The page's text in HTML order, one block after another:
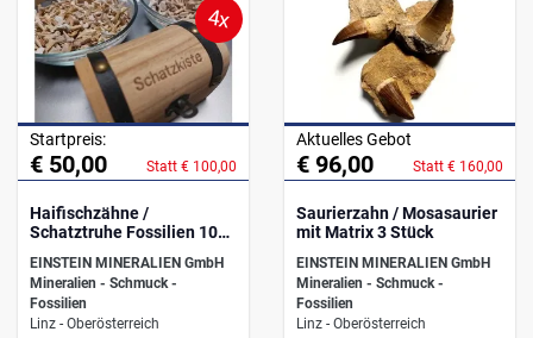
4x
Startpreis:
€ 50,00 Statt € 100,00
Haifischzähne /
Schatztruhe Fossilien 100-
EINSTEIN MINERALIEN GmbH
Mineralien - Schmuck -
Fossilien
Linz - Oberösterreich
Aktuelles Gebot
€ 96,00 Statt € 160,00
Saurierzahn / Mosasaurier
mit Matrix 3 Stück
EINSTEIN MINERALIEN GmbH
Mineralien - Schmuck -
Fossilien
Linz - Oberösterreich